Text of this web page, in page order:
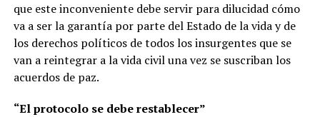
que este inconveniente debe servir para dilucidad cómo
va a ser la garantía por parte del Estado de la vida y de
los derechos políticos de todos los insurgentes que se
van a reintegrar a la vida civil una vez se suscriban los
acuerdos de paz.
“El protocolo se debe restablecer”